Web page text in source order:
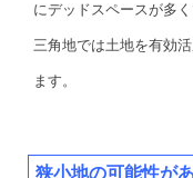
にデッドスペースが多く
三角地では土地を有効
ます。
狭小地の可能性が